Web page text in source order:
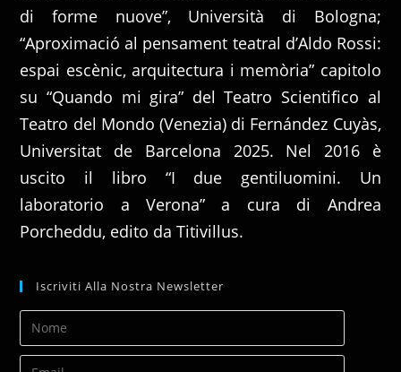
di forme nuove”, Università di Bologna;
“Aproximació al pensament teatral d’Aldo Rossi:
espai escènic, arquitectura i memòria” capitolo
su “Quando mi gira” del Teatro Scientifico al
Teatro del Mondo (Venezia) di Fernández Cuyàs,
Universitat de Barcelona 2025. Nel 2016 è
uscito il libro “I due gentiluomini. Un
laboratorio a Verona” a cura di Andrea
Porcheddu, edito da Titivillus.
Iscriviti Alla Nostra Newsletter